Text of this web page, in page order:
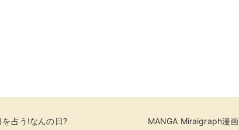
占う!なんの日? MANGA Miraigraph漫画